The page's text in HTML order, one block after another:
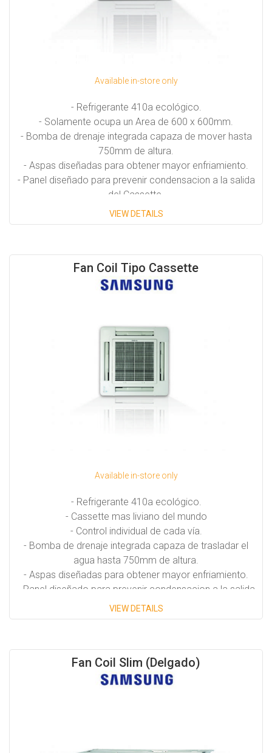
Available in-store only
- Refrigerante 410a ecológico.
- Solamente ocupa un Area de 600 x 600mm.
- Bomba de drenaje integrada capaza de mover hasta
750mm de altura.
- Aspas diseñadas para obtener mayor enfriamiento.
- Panel diseñado para prevenir condensacion a la salida
del Cassette.
Capacidades Disponiblies:
9,500 BTU/H
12,000 BTU/H
19,000 BTU/H
VIEW DETAILS
Fan Coil Tipo Cassette
Available in-store only
- Refrigerante 410a ecológico.
- Cassette mas liviano del mundo
- Control individual de cada vía.
- Bomba de drenaje integrada capaza de trasladar el
agua hasta 750mm de altura.
- Aspas diseñadas para obtener mayor enfriamiento.
- Panel diseñado para prevenir condensacion a la salida
del Cassette.
15,300 BTU/H
19,000 BTU/H
VIEW DETAILS
Fan Coil Slim (Delgado)